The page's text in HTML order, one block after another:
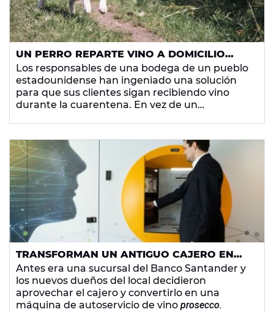
UN PERRO REPARTE VINO A DOMICILIO
DURANTE LA CUARENTENA
Los responsables de una bodega de un pueblo
estadounidense han ingeniado una solución
para que sus clientes sigan recibiendo vino
durante la cuarentena. En vez de un
TRANSFORMAN UN ANTIGUO CAJERO EN
UN DISPENSADOR DE VINO ESPUMOSO EN
LONDRES
Antes era una sucursal del Banco Santander y
los nuevos dueños del local decidieron
aprovechar el cajero y convertirlo en una
máquina de autoservicio de vino prosecco.